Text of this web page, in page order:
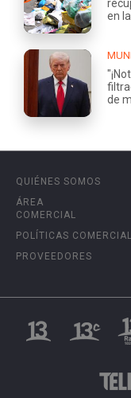
en
de
QUIÉNES SOMOS
ÁREA
COMERCIAL
POLÍTICAS
PROVEEDORES